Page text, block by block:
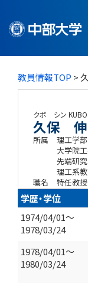
教員情報TOP >
クボ シン
久保 伸
所属
理工学部
大学院
先端研
理工系
職名
特任教授
学歴・学位
1974/04/01～
1978/03/24
1978/04/01～
1980/03/24